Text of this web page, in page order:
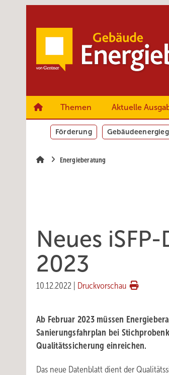
Themen Aktuelle
Förderung
Energieberatung
Neues
2023
10.12.2022 Druckvorschau
Ab Februar 2023 müssen
Sanierungsfahrplan bei
Qualitätssicherung einreichen.
Das neue Datenblatt dient der